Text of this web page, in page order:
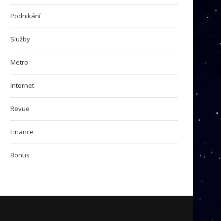
Podnikání
Služby
Metro
Internet
Revue
Finance
Bonus